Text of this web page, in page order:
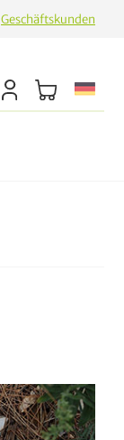
Geschäftskunden